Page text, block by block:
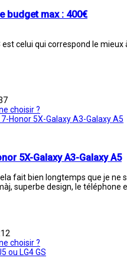
budget max : 400€
celui qui correspond le mieux
choisir ?
7-Honor 5X-Galaxy A3-Galaxy A5
5X-Galaxy A3-Galaxy A5
fait bien longtemps que je ne
superbe design, le téléphone
choisir ?
ou LG4 GS